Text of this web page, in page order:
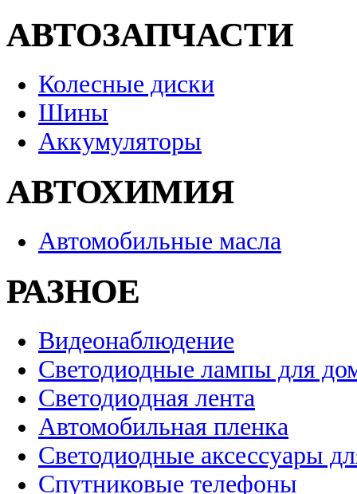
АВТОЗАПЧАСТИ
Колесные диски
Шины
Аккумуляторы
АВТОХИМИЯ
Автомобильные масла
РАЗНОЕ
Видеонаблюдение
Светодиодные лампы для
Светодиодная лента
Автомобильная пленка
Светодиодные аксессуары
Спутниковые телефоны